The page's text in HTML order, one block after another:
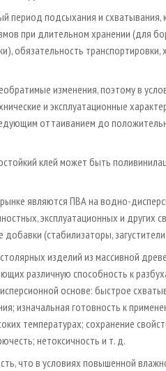
период подсыхания и схватывания,
при длительном хранении (для
обязательность транспортировки,
изменения, поэтому в
и эксплуатационные
оттаиванием до
клей может быть
являются ПВА на водно-
эксплуатационных и других
(стабилизаторы,
изделий из массивной
различную способность к
основе: быстрое
изначальная готовность к
температурах; сохранение
нетоксичность и т. д.
что в условиях повышенной